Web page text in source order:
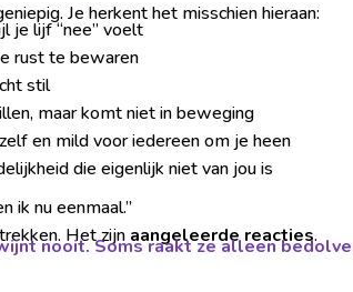
Je herkent het misschien hieraan:
je lijf “nee” voelt
rust te bewaren
stil
maar komt niet in beweging
en mild voor iedereen om je heen
die eigenlijk niet van jou is
ik nu eenmaal.”
Het zijn aangeleerde reacties.
nooit. Soms raakt ze alleen